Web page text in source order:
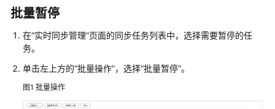
时
同
步
步
方
案
批量暂停
在“实时同步管理”页面的同步任务列表中，选择需要暂停的任
务。
单击左上方的“批量操作”，选择“批量暂停”。
图1 批量操作